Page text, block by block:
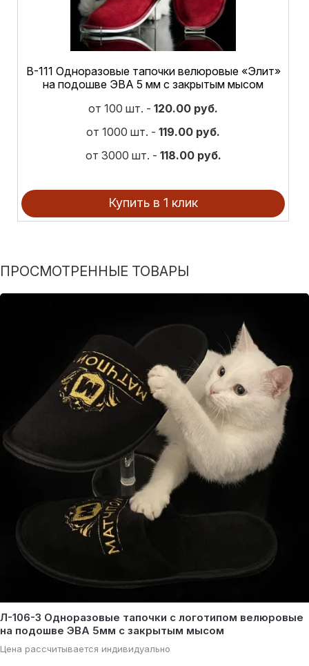
В-111 Одноразовые тапочки велюровые «Элит»
на подошве ЭВА 5 мм с закрытым мысом
от 100 шт. - 120.00 руб.
от 1000 шт. - 119.00 руб.
от 3000 шт. - 118.00 руб.
Купить в 1 клик
ПРОСМОТРЕННЫЕ ТОВАРЫ
Л-106-3 Одноразовые тапочки с логотипом велюровые
на подошве ЭВА 5мм с закрытым мысом
Цена рассчитывается индивидуально